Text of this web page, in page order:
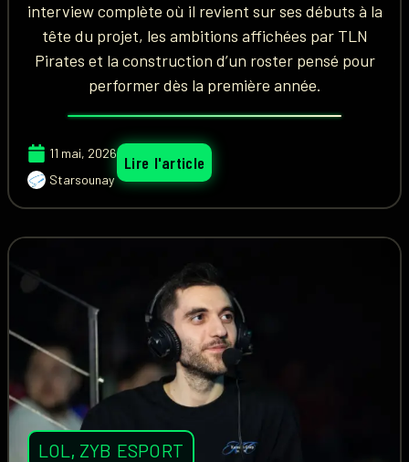
interview complète où il revient sur ses débuts à la
tête du projet, les ambitions affichées par TLN
Pirates et la construction d’un roster pensé pour
performer dès la première année.
11 mai, 2026
Starsounay
Lire l'article
LOL, ZYB ESPORT